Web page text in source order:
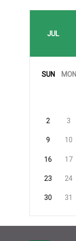
JUL
SUN MON
2 3
9 10
16 17
23 24
30 31